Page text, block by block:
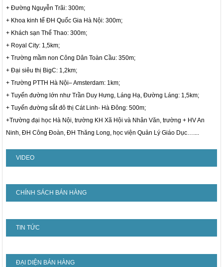
+ Đường Nguyễn Trãi: 300m;
+ Khoa kinh tế ĐH Quốc Gia Hà Nội: 300m;
+ Khách sạn Thể Thao: 300m;
+ Royal City: 1,5km;
+ Trường mầm non Công Dân Toàn Cầu: 350m;
+ Đại siêu thị BigC: 1,2km;
+ Trường PTTH Hà Nội– Amsterdam: 1km;
+ Tuyến đường lớn như Trần Duy Hưng, Láng Hạ, Đường Láng: 1,5km;
+ Tuyến đường sắt đô thị Cát Linh- Hà Đông: 500m;
+Trường đại học Hà Nội, trường KH Xã Hội và Nhân Văn, trường + HV An
Ninh, ĐH Công Đoàn, ĐH Thăng Long, học viện Quản Lý Giáo Dục…....
VIDEO
CHÍNH SÁCH BÁN HÀNG
TIN TỨC
ĐẠI DIỆN BÁN HÀNG